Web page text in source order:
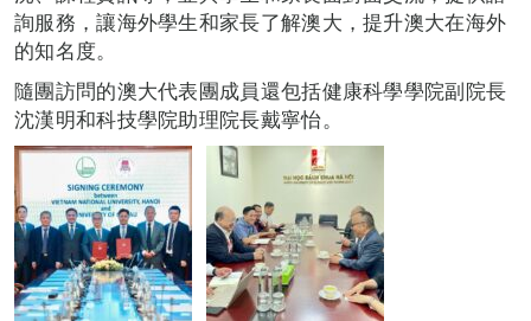
詢服務，讓海外學生和家長了解澳大，提升澳大在海外
的知名度。
隨團訪問的澳大代表團成員還包括健康科學學院副院長
沈漢明和科技學院助理院長戴寧怡。